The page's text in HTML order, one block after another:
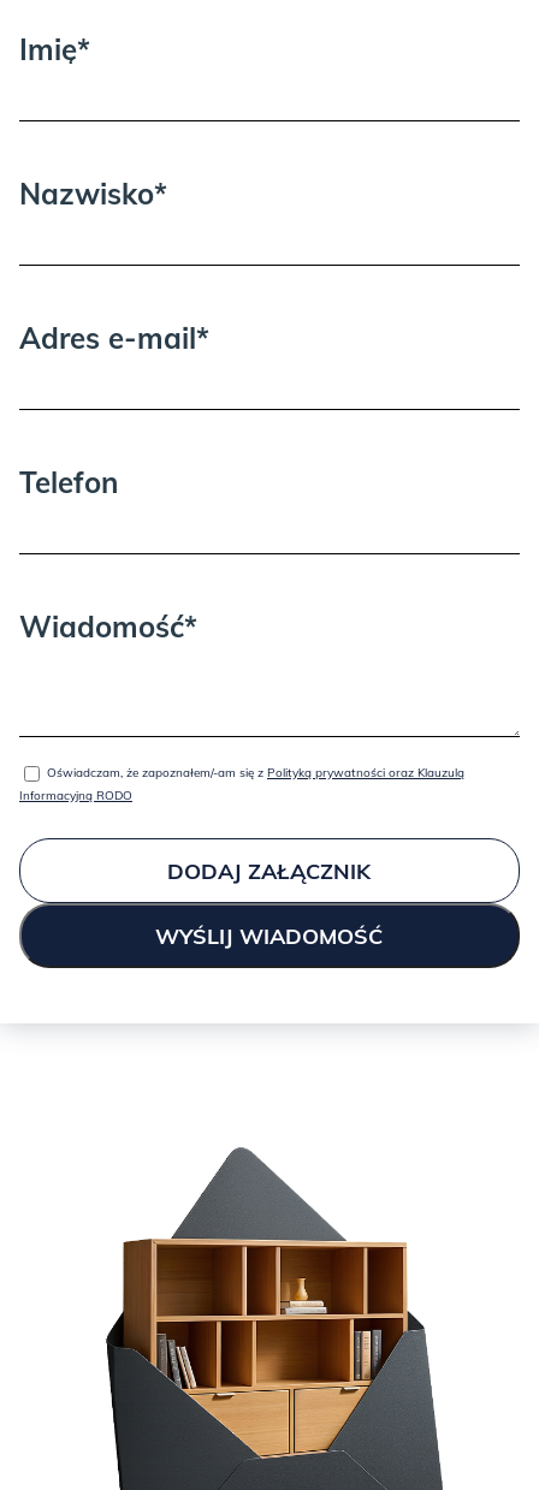
kontakt telefoniczny lub mailowy, pomożemy!
Imię*
Nazwisko*
Adres e-mail*
Telefon
Wiadomość*
Oświadczam, że zapoznałem/-am się z Polityką prywatności oraz Klauzulą
Informacyjną RODO
DODAJ ZAŁĄCZNIK